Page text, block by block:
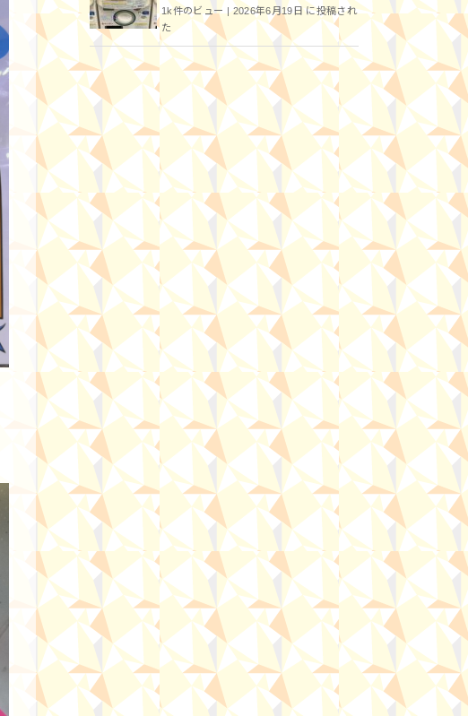
1k件のビュー |2026年6月19日 に投稿され
た